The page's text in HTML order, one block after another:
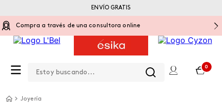
Compra a través de una consultora online
0
ENVÍO GRATIS
Joyería